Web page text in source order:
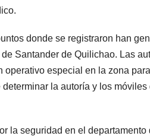
donde se registraron han
Santander de Quilichao. Las
especial en la zona
la autoría y los móviles
la seguridad en el